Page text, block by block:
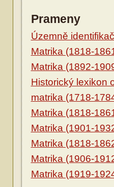
Prameny
Územně
Matrika (1818-
Matrika (1892-
Historický lexikon
matrika (1718-
Matrika (1818-
Matrika (1901-
Matrika (1818-
Matrika (1906-
Matrika (1919-